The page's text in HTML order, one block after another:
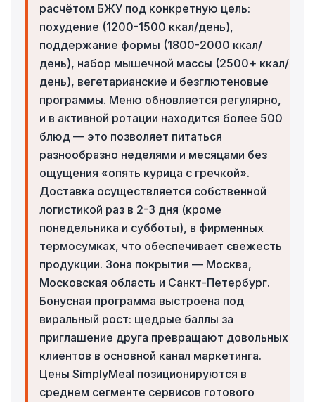
расчётом БЖУ под конкретную цель:
похудение (1200-1500 ккал/день),
поддержание формы (1800-2000 ккал/
день), набор мышечной массы (2500+ ккал/
день), вегетарианские и безглютеновые
программы. Меню обновляется регулярно,
и в активной ротации находится более 500
блюд — это позволяет питаться
разнообразно неделями и месяцами без
ощущения «опять курица с гречкой».
Доставка осуществляется собственной
логистикой раз в 2-3 дня (кроме
понедельника и субботы), в фирменных
термосумках, что обеспечивает свежесть
продукции. Зона покрытия — Москва,
Московская область и Санкт-Петербург.
Бонусная программа выстроена под
виральный рост: щедрые баллы за
приглашение друга превращают довольных
клиентов в основной канал маркетинга.
Цены SimplyMeal позиционируются в
среднем сегменте сервисов готового